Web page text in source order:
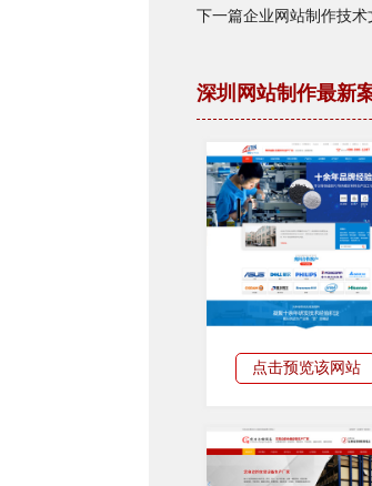
下一篇企业网站制作技
深圳网站制作最新
点击预览该网站